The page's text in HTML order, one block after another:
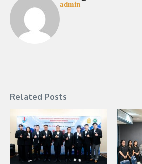
admin
Related Posts